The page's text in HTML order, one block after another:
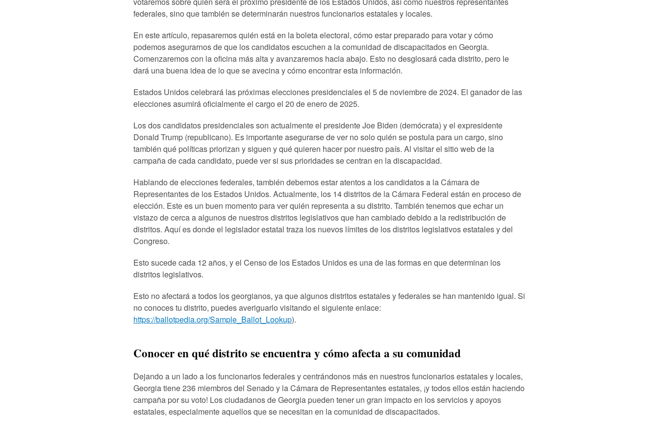
federales, sino que también se determinarán nuestros funcionarios estatales y locales.
En este artículo, repasaremos quién está en la boleta electoral, cómo estar preparado para votar y cómo
podemos asegurarnos de que los candidatos escuchen a la comunidad de discapacitados en Georgia.
Comenzaremos con la oficina más alta y avanzaremos hacia abajo. Esto no desglosará cada distrito, pero le
dará una buena idea de lo que se avecina y cómo encontrar esta información.
Estados Unidos celebrará las próximas elecciones presidenciales el 5 de noviembre de 2024. El ganador de las
elecciones asumirá oficialmente el cargo el 20 de enero de 2025.
Los dos candidatos presidenciales son actualmente el presidente Joe Biden (demócrata) y el expresidente
Donald Trump (republicano). Es importante asegurarse de ver no solo quién se postula para un cargo, sino
también qué políticas priorizan y siguen y qué quieren hacer por nuestro país. Al visitar el sitio web de la
campaña de cada candidato, puede ver si sus prioridades se centran en la discapacidad.
Hablando de elecciones federales, también debemos estar atentos a los candidatos a la Cámara de
Representantes de los Estados Unidos. Actualmente, los 14 distritos de la Cámara Federal están en proceso de
elección. Este es un buen momento para ver quién representa a su distrito. También tenemos que echar un
vistazo de cerca a algunos de nuestros distritos legislativos que han cambiado debido a la redistribución de
distritos. Aquí es donde el legislador estatal traza los nuevos límites de los distritos legislativos estatales y del
Congreso.
Esto sucede cada 12 años, y el Censo de los Estados Unidos es una de las formas en que determinan los
distritos legislativos.
Esto no afectará a todos los georgianos, ya que algunos distritos estatales y federales se han mantenido igual. Si
no conoces tu distrito, puedes averiguarlo visitando el siguiente enlace:
https://ballotpedia.org/Sample_Ballot_Lookup).
Conocer en qué distrito se encuentra y cómo afecta a su comunidad
Dejando a un lado a los funcionarios federales y centrándonos más en nuestros funcionarios estatales y locales,
Georgia tiene 236 miembros del Senado y la Cámara de Representantes estatales, ¡y todos ellos están haciendo
campaña por su voto! Los ciudadanos de Georgia pueden tener un gran impacto en los servicios y apoyos
estatales, especialmente aquellos que se necesitan en la comunidad de discapacitados.